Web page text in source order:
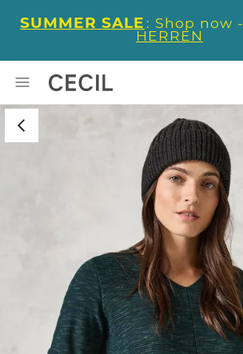
SUMMER SALE : Shop now -
HERREN